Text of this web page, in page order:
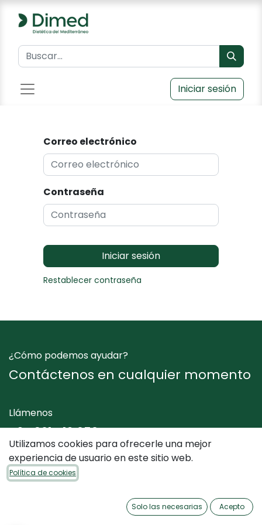
Iniciar sesión
Correo electrónico
Contraseña
Iniciar sesión
Restablecer contraseña
¿Cómo podemos ayudar?
Contáctenos en cualquier momento
Llámenos
+34 961 412 050
Envíenos un mensaje
Utilizamos cookies para ofrecerle una mejor
experiencia de usuario en este sitio web.
Política de cookies
Solo las necesarias Acepto